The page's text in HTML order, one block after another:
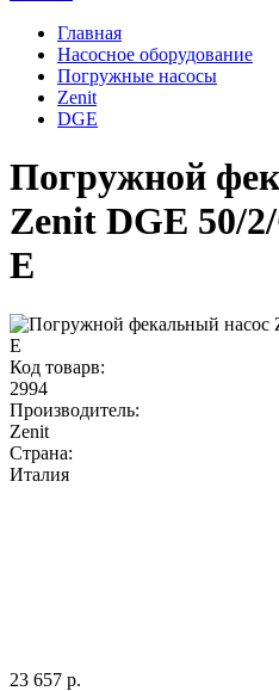
Главная
Насосное оборудование
Погружные насосы
Zenit
DGE
Погружной
Zenit DGE 50/
E
Код товарв:
2994
Производитель:
Zenit
Страна:
Италия
23 657 р.